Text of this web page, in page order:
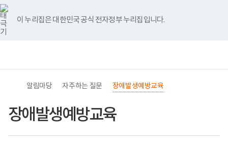
바
로
가
기
메
너
비
767px
이
하
이 누리집은 대한민국 공식 전자정부 누리집입니다.
영
검
메
홈
알림마당 자주하는 질문 장애발생예방교육
장애발생예방교육
유
튜
브
블
로
그
인
스
타
그
램
페
이
스
북